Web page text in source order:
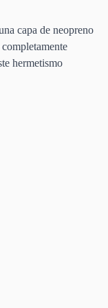
capa de neopreno
hermetismo